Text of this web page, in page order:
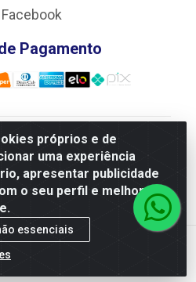
próprios e de
uma experiência
apresentar publicidade
o seu perfil e melhorar a
essenciais
Facebook
Pagamento
LTDA - Rua Antônio do
Nossa Senhora de Fatima -
- CEP 36305-334 - CNPJ
0001-02